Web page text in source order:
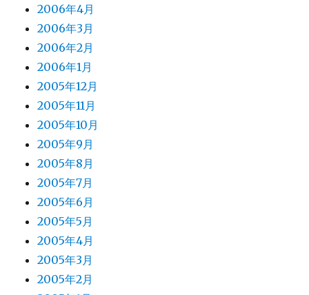
2006年4月
2006年3月
2006年2月
2006年1月
2005年12月
2005年11月
2005年10月
2005年9月
2005年8月
2005年7月
2005年6月
2005年5月
2005年4月
2005年3月
2005年2月